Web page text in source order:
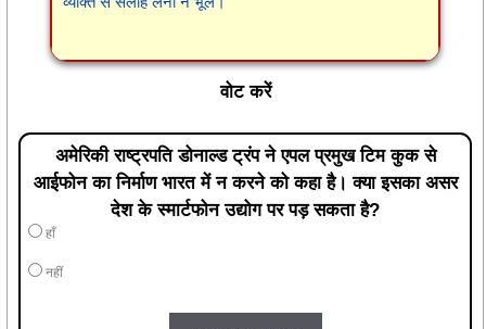
वोट करें
अमेरिकी राष्ट्रपति डोनाल्ड ट्रंप ने एपल प्रमुख टिम कुक से
देश के स्मार्टफोन उद्योग पर पड़ सकता है?
नहीं